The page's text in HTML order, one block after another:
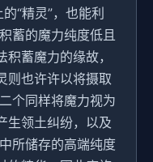
“精灵”，也能利
蓄的魔力纯度低且
蓄魔力的缘故，
则也许许以将摄取
个同样将魔力视为
生领土纠纷，以及
所储存的高端纯度